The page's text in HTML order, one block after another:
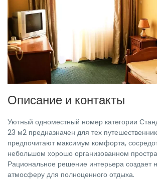
Описание и контакты
Уютный одноместный номер категории
23 м2 предназначен для тех
предпочитают максимум комфорта,
небольшом хорошо организованном
Рациональное решение интерьера создает
атмосферу для полноценного отдыха.